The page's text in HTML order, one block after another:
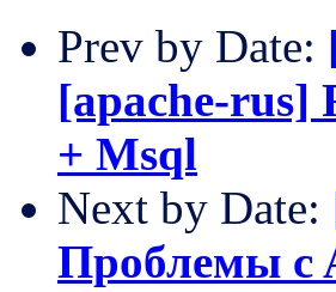
Prev by Date:
[apache-rus]
+ Msql
Next by Date:
Проблемы c